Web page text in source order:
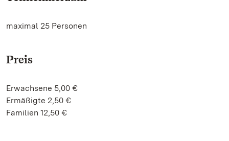
maximal 25 Personen
Preis
Erwachsene 5,00 €
Ermäßigte 2,50 €
Familien 12,50 €